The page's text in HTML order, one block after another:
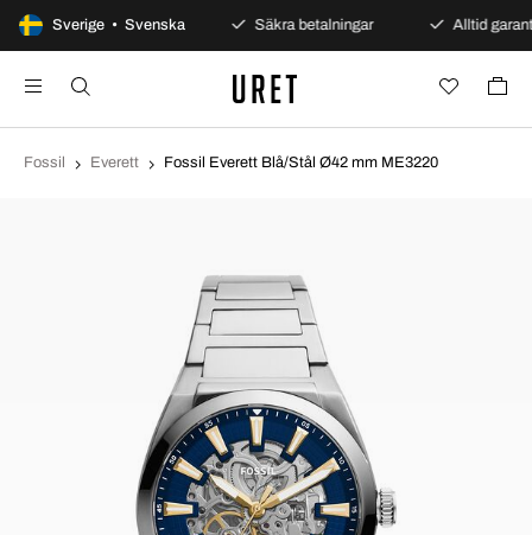
Sverige • Svenska
100 dagars öppet köp Säkra betalningar Alltid garanti
Fossil Everett Fossil Everett Blå/Stål Ø42 mm ME3220